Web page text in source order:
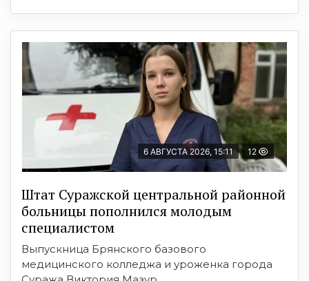
6 АВГУСТА 2026, 15:11 12
Штат Суражской центральной районной
больницы пополнился молодым
специалистом
Выпускница Брянского базового
медицинского колледжа и уроженка города